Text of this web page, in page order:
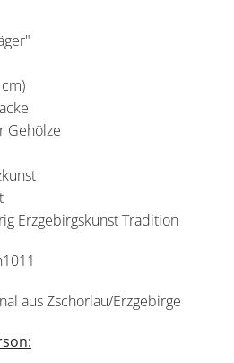
Gehölze
Erzgebirgskunst Tradition
aus Zschorlau/Erzgebirge